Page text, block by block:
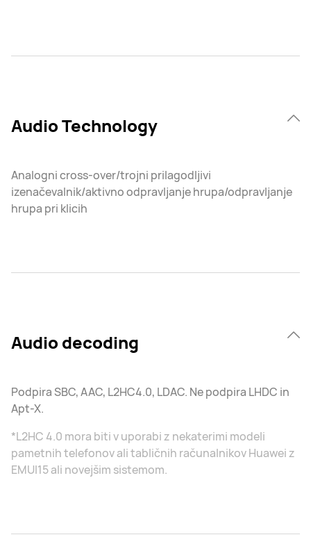
Audio Technology
Analogni cross-over/trojni prilagodljivi
izenačevalnik/aktivno odpravljanje hrupa/odpravljanje
hrupa pri klicih
Audio decoding
Podpira SBC, AAC, L2HC4.0, LDAC. Ne podpira LHDC in
Apt-X.
*L2HC 4.0 mora biti v uporabi z nekaterimi modeli
pametnih telefonov ali tabličnih računalnikov Huawei z
EMUI15 ali novejšim sistemom.